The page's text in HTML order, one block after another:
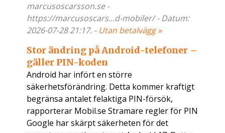
marcusoscarsson.se -
https://marcusoscars...d-mobiler/ - Datum:
2026-07-28 21:17. - Utan betalvägg »
Stor ändring på Android-telefoner –
gäller PIN-koden
Android har infört en större
säkerhetsförändring. Detta kommer kraftigt
begränsa antalet felaktiga PIN-försök,
rapporterar Mobil.se Stramare regler för PIN
Google har skärpt säkerheten för det